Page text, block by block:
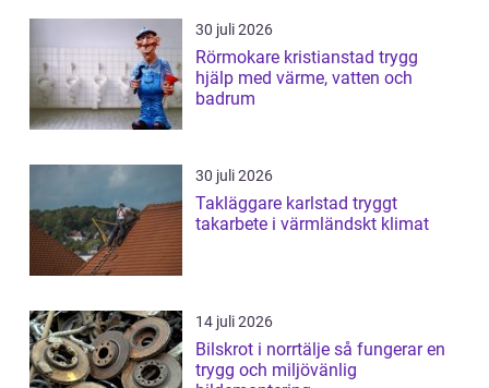
30 juli 2026
Rörmokare kristianstad trygg
hjälp med värme, vatten och
badrum
30 juli 2026
Takläggare karlstad tryggt
takarbete i värmländskt klimat
14 juli 2026
Bilskrot i norrtälje så fungerar en
trygg och miljövänlig